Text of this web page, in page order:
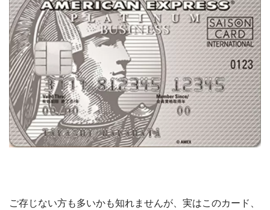
ご存じない方も多いかも知れませんが、実はこのカード、